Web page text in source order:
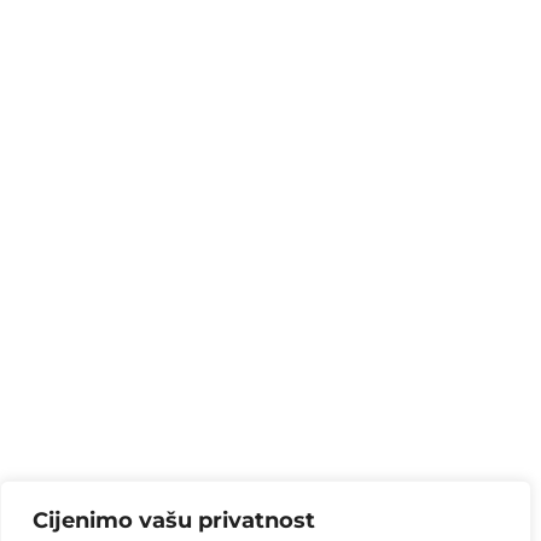
Cijenimo vašu privatnost